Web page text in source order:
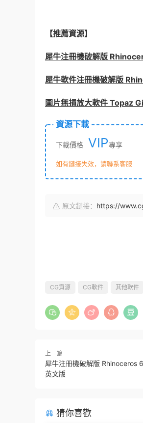
【推薦資源】
犀牛注冊機破解版
犀牛軟件注冊機破解版
圖片無損放大軟件 Topaz
資源下載
下載價格 VIP專享
如有鏈接失效，請聯系客服
原文鏈接： https://
CG資源 CG軟件 其他軟件
上一篇
犀牛注冊機破解版 Rhinoceros
英文版
猜你喜歡